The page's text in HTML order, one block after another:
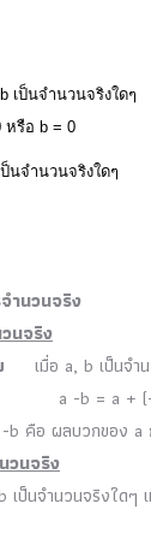
เป็นจํานวนจริงใดๆ
หรือ b = 0
ป็นจํานวนจริงใดๆ
านวนจริง
นจริง
ม เมื่อ a, b เป็นจํา
a + (-
บวกของ a กับอิ
วนจริง
ป็นจํานวนจริงใดๆ